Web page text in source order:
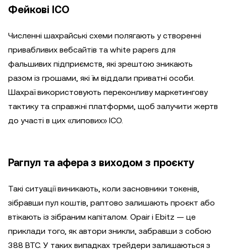
Фейкові ICO
Численні шахрайські схеми полягають у створенні
привабливих вебсайтів та white papers для
фальшивих підприємств, які зрештою зникають
разом із грошами, які їм віддали приватні особи.
Шахраї використовують переконливу маркетингову
тактику та справжні платформи, щоб залучити жертв
до участі в цих «липових» ICO.
Рагпул та афера з виходом з проєкту
Такі ситуації виникають, коли засновники токенів,
зібравши пул коштів, раптово залишають проєкт або
втікають із зібраним капіталом. Opair і Ebitz — це
приклади того, як автори зникли, забравши з собою
388 BTC. У таких випадках трейдери залишаються з